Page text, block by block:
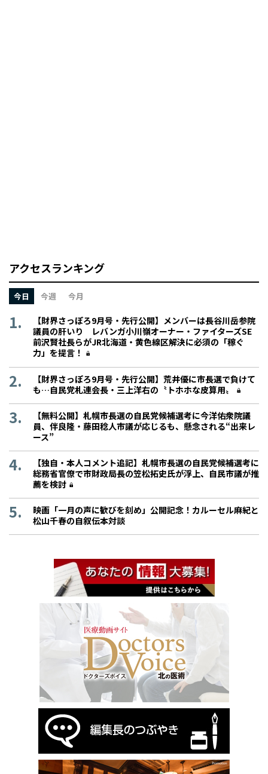
アクセスランキング
今日 今週 今月
【財界さっぽろ9月号・先行公開】メンバーは長谷川岳参院
議員の肝いり レバンガ小川嶺オーナー・ファイターズSE
前沢賢社長らがJR北海道・黄色線区解決に必須の「稼ぐ
力」を提言！
【財界さっぽろ9月号・先行公開】荒井優に市長選で負けて
も…自民党札連会長・三上洋右の〝トホホな皮算用〟
【無料公開】札幌市長選の自民党候補選考に今洋佑衆院議
員、伴良隆・藤田稔人市議が応じるも、懸念される“出来レ
ース”
【独自・本人コメント追記】札幌市長選の自民党候補選考に
総務省官僚で市財政局長の笠松拓史氏が浮上、自民市議が推
薦を検討
映画「一月の声に歓びを刻め」公開記念！カルーセル麻紀と
松山千春の自叙伝本対談